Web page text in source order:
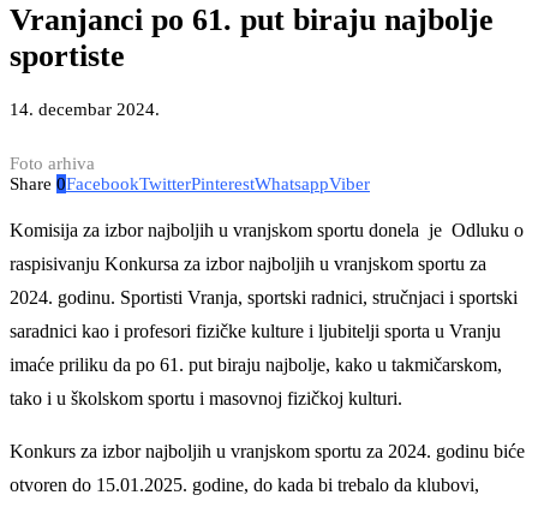
Vranjanci po 61. put biraju najbolje
sportiste
14. decembar 2024.
Foto arhiva
Share 0FacebookTwitterPinterestWhatsappViber
Komisija za izbor najboljih u vranjskom sportu donela je Odluku o
raspisivanju Konkursa za izbor najboljih u vranjskom sportu za
2024. godinu. Sportisti Vranja, sportski radnici, stručnjaci i sportski
saradnici kao i profesori fizičke kulture i ljubitelji sporta u Vranju
imaće priliku da po 61. put biraju najbolje, kako u takmičarskom,
tako i u školskom sportu i masovnoj fizičkoj kulturi.
Konkurs za izbor najboljih u vranjskom sportu za 2024. godinu biće
otvoren do 15.01.2025. godine, do kada bi trebalo da klubovi,